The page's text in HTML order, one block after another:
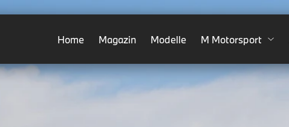
Home Magazin Modelle M Motorsport